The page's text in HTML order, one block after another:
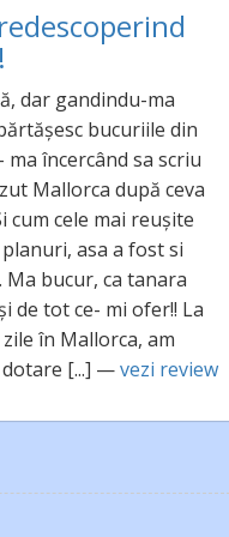
dar gandindu-ma
bucuriile din
ma încercând sa scriu
Mallorca după ceva
cum cele mai reușite
asa a fost si
Ma bucur, ca tanara
de tot ce- mi ofer!! La
în Mallorca, am
dotare [...] —vezi review